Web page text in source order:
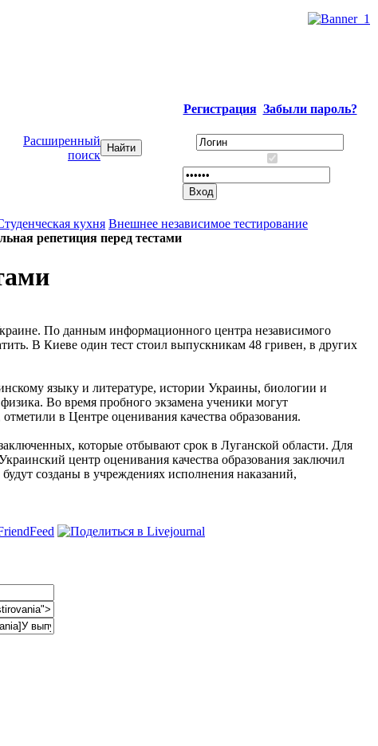
Расширенный
поиск
Регистрация Забыли пароль?
кухня Внешнее независимое тестирование
репетиция перед тестами
По данным информационного центра независимого
В Киеве один тест стоил выпускникам 48 гривен, в других
языку и литературе, истории Украины, биологии и
Во время пробного экзамена ученики могут
в Центре оценивания качества образования.
которые отбывают срок в Луганской области. Для
центр оценивания качества образования заключил
созданы в учреждениях исполнения наказаний,